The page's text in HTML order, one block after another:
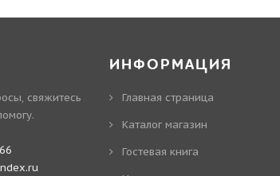
свяжитесь
ИНФОРМАЦИЯ
Главная страница
Каталог магазин
Гостевая книга